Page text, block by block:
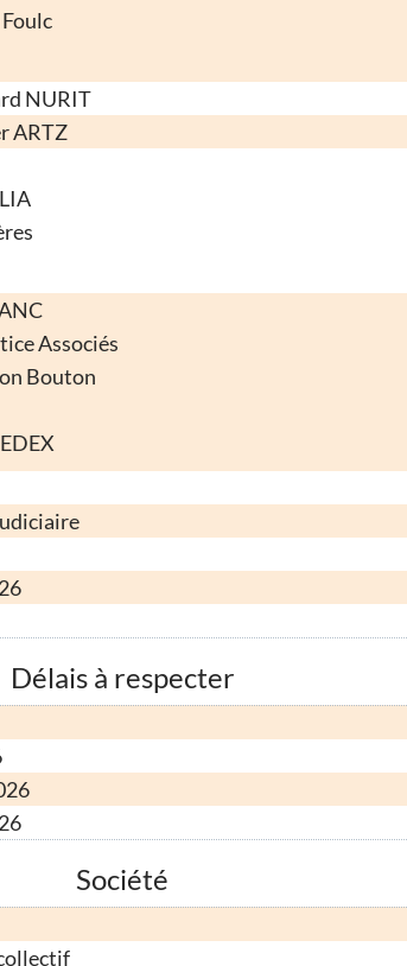
NURIT
ARTZ
Associés
Bouton
Délais à respecter
Société